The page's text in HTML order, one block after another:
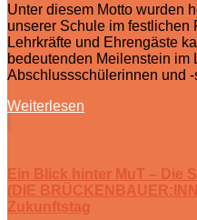
Unter diesem Motto wurden
unserer Schule im festlichen
Lehrkräfte und Ehrengäste
bedeutenden Meilenstein im
Abschlussschülerinnen und
Weiterlesen
Ein Blick hinter MuT – Die
(DIE
Zukunftstag